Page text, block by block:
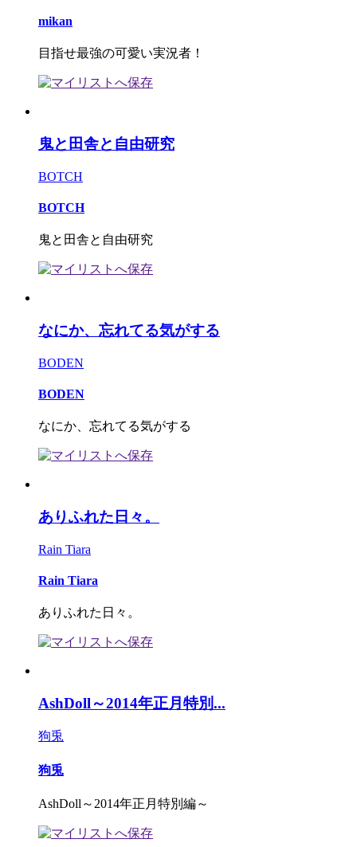
mikan
目指せ最強の可愛い実況者！
鬼と田舎と自由研究
BOTCH
BOTCH
鬼と田舎と自由研究
なにか、忘れてる気がする
BODEN
BODEN
なにか、忘れてる気がする
ありふれた日々。
Rain Tiara
Rain Tiara
ありふれた日々。
AshDoll～2014年正月特別...
狗兎
狗兎
AshDoll～2014年正月特別編～